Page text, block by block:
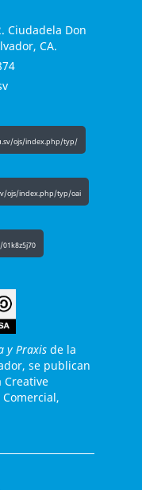
Ciudadela Don
CA.
ojs/index.php/typ/
ojs/index.php/typ/oai
y Praxisde la
se publican
Creative